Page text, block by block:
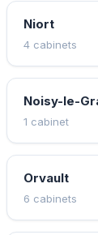
Niort
4 cabinets
Noisy-le-
1 cabinet
Orvault
6 cabinets